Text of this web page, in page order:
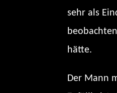
sehr als
hätte.
Der Mann